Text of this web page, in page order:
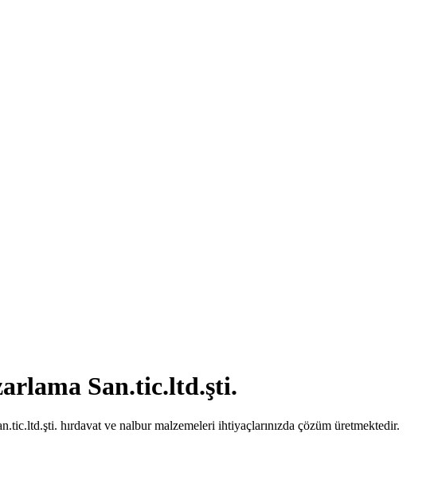
San.tic.ltd.şti.
hırdavat ve nalbur malzemeleri ihtiyaçlarınızda çözüm üretmektedir.